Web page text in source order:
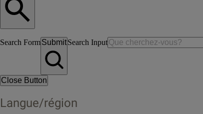
Search FormSubmitSearch Input
Close Button
Langue/région